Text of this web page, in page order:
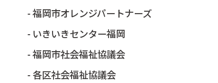
- 福岡市オレンジパートナーズ
- いきいきセンター福岡
- 福岡市社会福祉協議会
- 各区社会福祉協議会